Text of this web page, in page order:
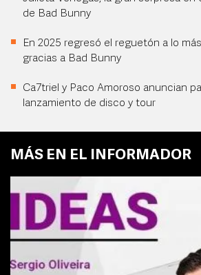
de Bad Bunny
En 2025 regresó el reguetón a lo
gracias a Bad Bunny
Ca7triel y Paco Amoroso anuncian
lanzamiento de disco y tour
MÁS EN EL INFORMADOR